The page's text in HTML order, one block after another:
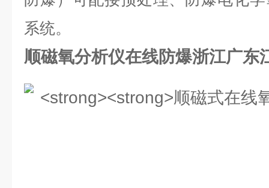
系统。
顺磁氧分析仪在线防爆浙江广东